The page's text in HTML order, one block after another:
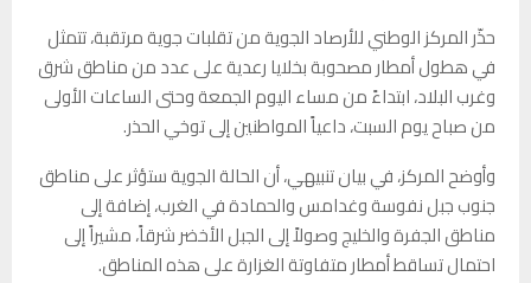
حذّر المركز الوطني للأرصاد الجوية من تقلبات جوية مرتقبة، تتمثل
في هطول أمطار مصحوبة بخلايا رعدية على عدد من مناطق شرق
وغرب البلاد، ابتداءً من مساء اليوم الجمعة وحتى الساعات الأولى
من صباح يوم السبت، داعياً المواطنين إلى توخي الحذر.
وأوضح المركز، في بيان تنبيهي، أن الحالة الجوية ستؤثر على مناطق
جنوب جبل نفوسة وغدامس والحمادة في الغرب، إضافة إلى
مناطق الجفرة والخليج وصولاً إلى الجبل الأخضر شرقاً، مشيراً إلى
احتمال تساقط أمطار متفاوتة الغزارة على هذه المناطق.